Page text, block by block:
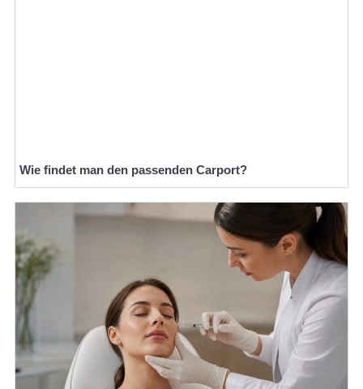
Wie findet man den passenden Carport?